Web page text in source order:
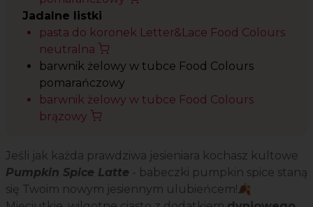
Jadalne listki
pasta do koronek Letter&Lace Food Colours
neutralna
barwnik żelowy w tubce Food Colours
pomarańczowy
barwnik żelowy w tubce Food Colours
brązowy
Jeśli jak każda prawdziwa jesieniara kochasz kultowe
Pumpkin Spice Latte - babeczki pumpkin spice staną
się Twoim nowym jesiennym ulubieńcem!🍂